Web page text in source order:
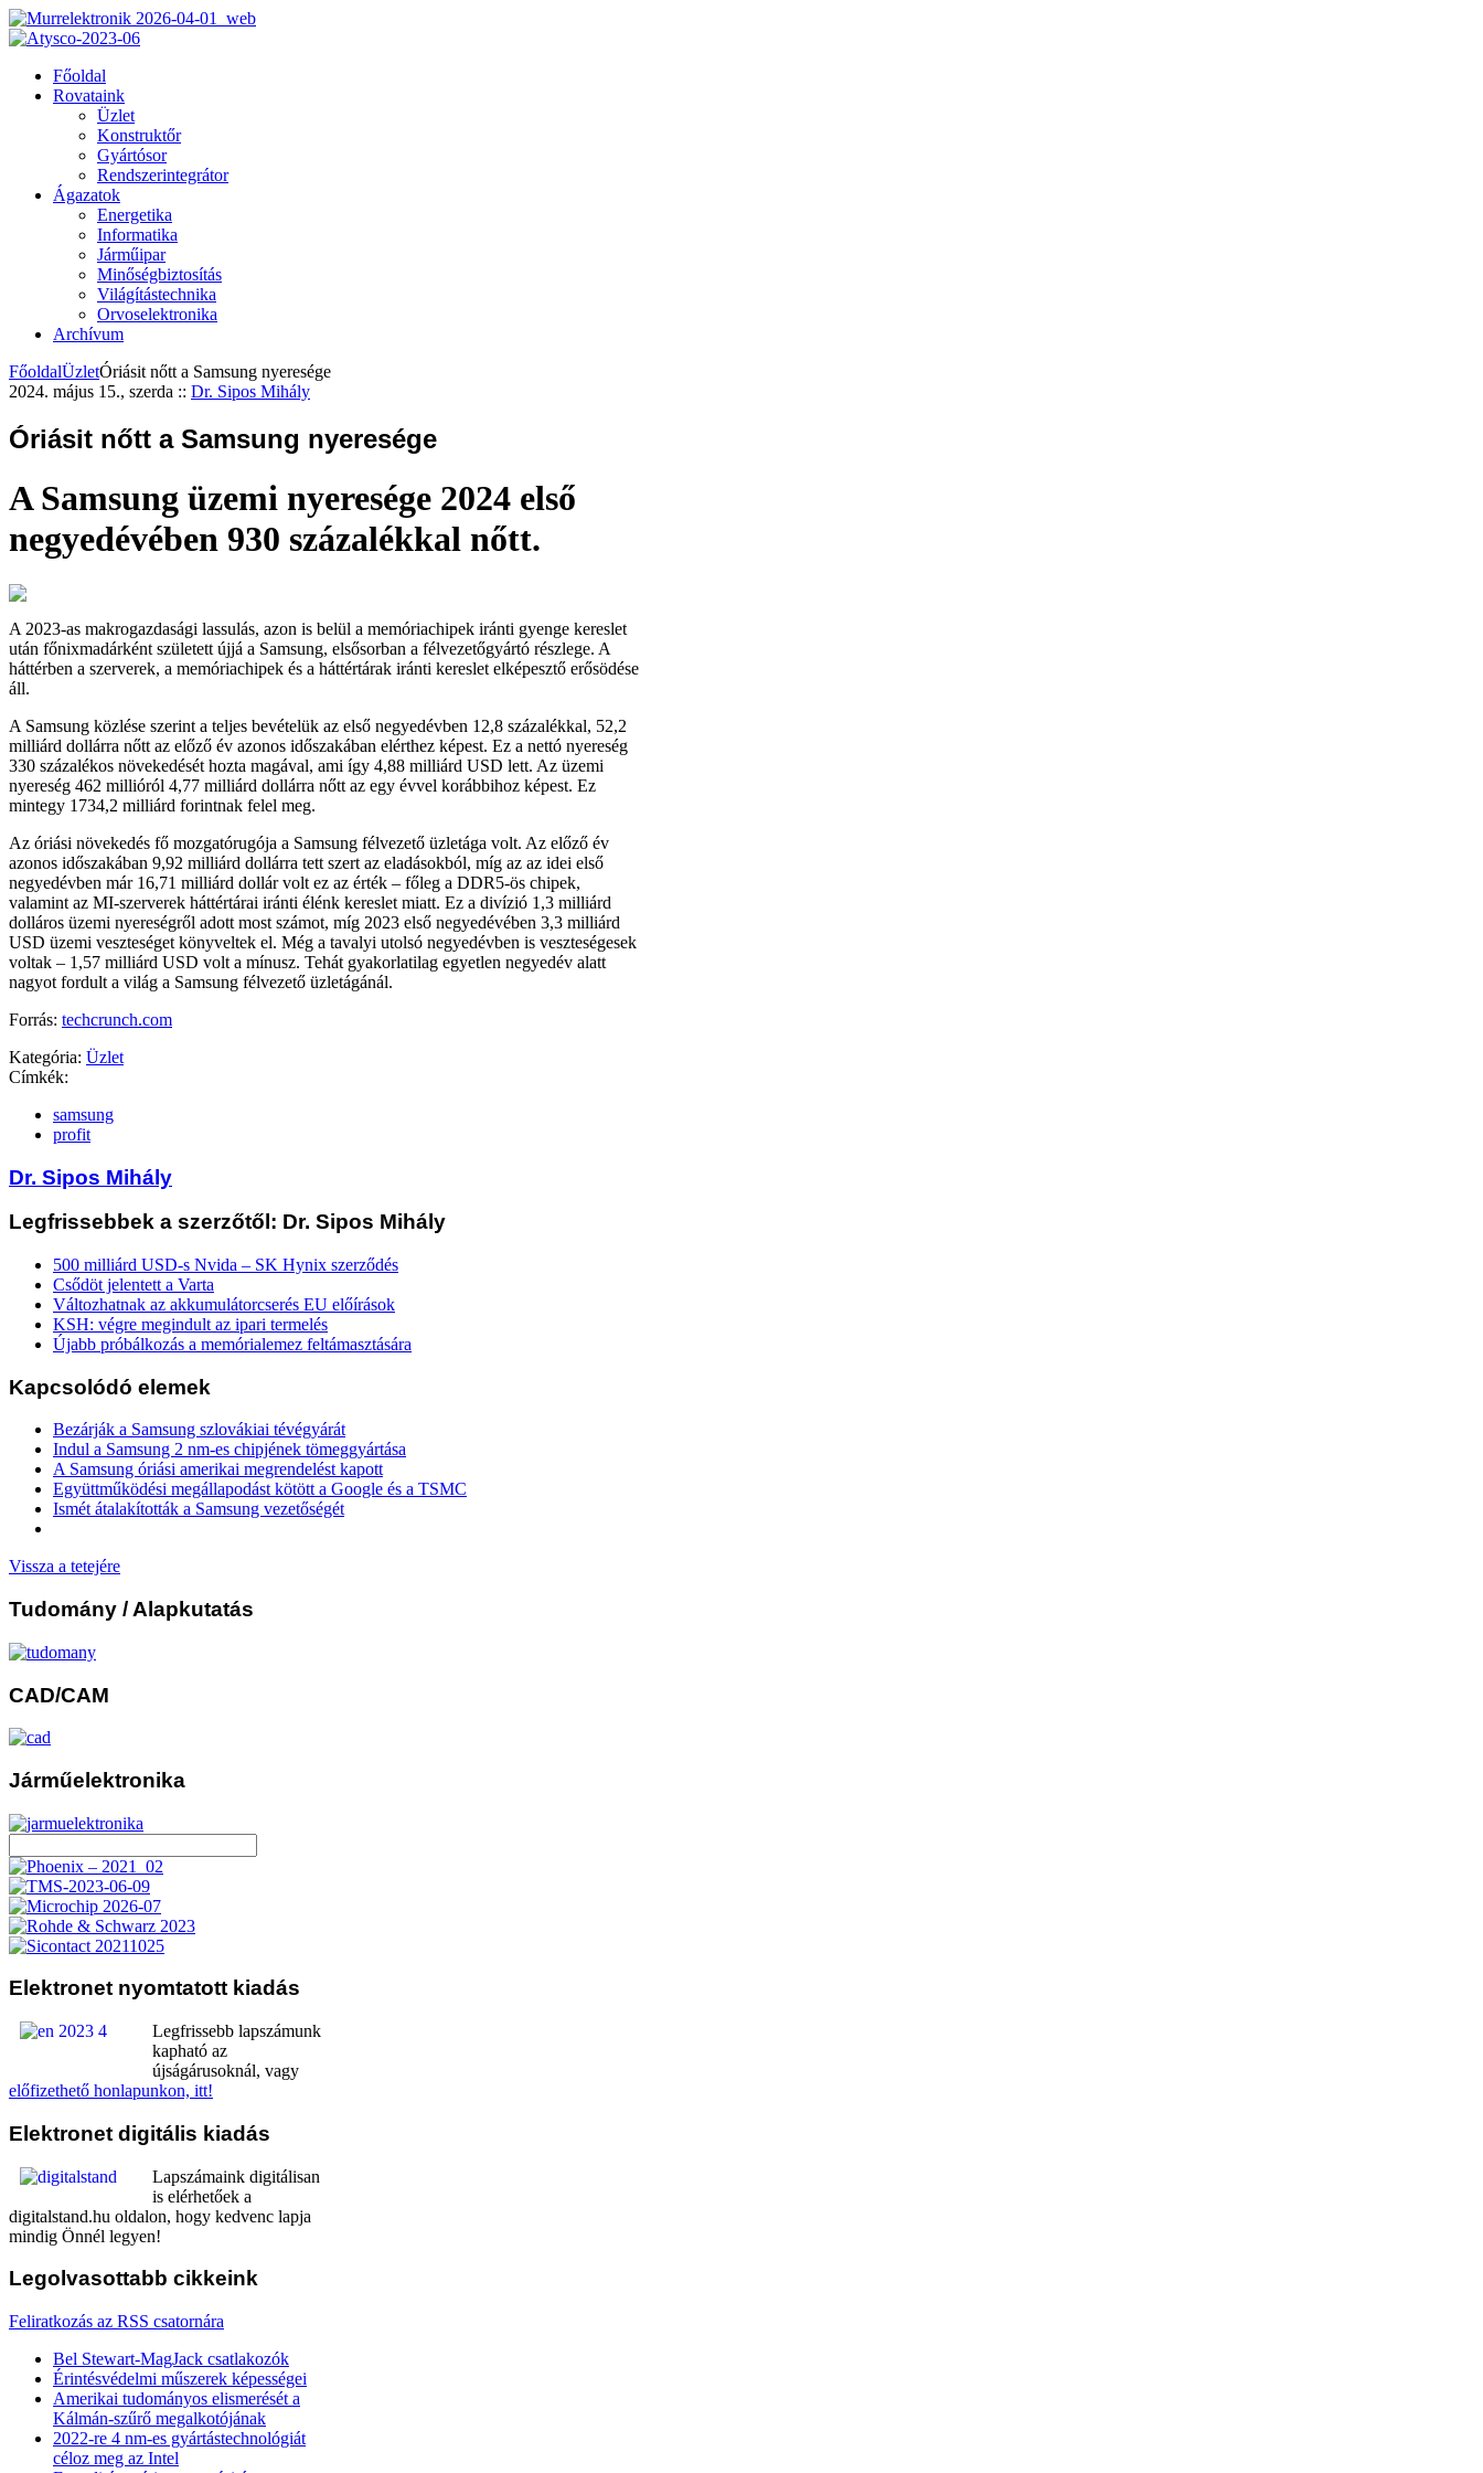
Főoldal
Rovataink
Üzlet
Konstruktőr
Gyártósor
Rendszerintegrátor
Ágazatok
Energetika
Informatika
Járműipar
Minőségbiztosítás
Világítástechnika
Orvoselektronika
Archívum
FőoldalÜzletÓriásit nőtt a Samsung nyeresége
2024. május 15., szerda :: Dr. Sipos Mihály
Óriásit nőtt a Samsung nyeresége
A Samsung üzemi nyeresége 2024 első
negyedévében 930 százalékkal nőtt.
A 2023-as makrogazdasági lassulás, azon is belül a memóriachipek iránti gyenge kereslet
után főnixmadárként született újjá a Samsung, elsősorban a félvezetőgyártó részlege. A
háttérben a szerverek, a memóriachipek és a háttértárak iránti kereslet elképesztő erősödése
áll.
A Samsung közlése szerint a teljes bevételük az első negyedévben 12,8 százalékkal, 52,2
milliárd dollárra nőtt az előző év azonos időszakában elérthez képest. Ez a nettó nyereség
330 százalékos növekedését hozta magával, ami így 4,88 milliárd USD lett. Az üzemi
nyereség 462 millióról 4,77 milliárd dollárra nőtt az egy évvel korábbihoz képest. Ez
mintegy 1734,2 milliárd forintnak felel meg.
Az óriási növekedés fő mozgatórugója a Samsung félvezető üzletága volt. Az előző év
azonos időszakában 9,92 milliárd dollárra tett szert az eladásokból, míg az az idei első
negyedévben már 16,71 milliárd dollár volt ez az érték – főleg a DDR5-ös chipek,
valamint az MI-szerverek háttértárai iránti élénk kereslet miatt. Ez a divízió 1,3 milliárd
dolláros üzemi nyereségről adott most számot, míg 2023 első negyedévében 3,3 milliárd
USD üzemi veszteséget könyveltek el. Még a tavalyi utolsó negyedévben is veszteségesek
voltak – 1,57 milliárd USD volt a mínusz. Tehát gyakorlatilag egyetlen negyedév alatt
nagyot fordult a világ a Samsung félvezető üzletágánál.
Forrás: techcrunch.com
Kategória: Üzlet
Címkék:
samsung
profit
Dr. Sipos Mihály
Legfrissebbek a szerzőtől: Dr. Sipos Mihály
500 milliárd USD-s Nvida – SK Hynix szerződés
Csődöt jelentett a Varta
Változhatnak az akkumulátorcserés EU előírások
KSH: végre megindult az ipari termelés
Újabb próbálkozás a memórialemez feltámasztására
Kapcsolódó elemek
Bezárják a Samsung szlovákiai tévégyárát
Indul a Samsung 2 nm-es chipjének tömeggyártása
A Samsung óriási amerikai megrendelést kapott
Együttműködési megállapodást kötött a Google és a TSMC
Ismét átalakították a Samsung vezetőségét
Vissza a tetejére
Tudomány / Alapkutatás
CAD/CAM
Járműelektronika
Elektronet nyomtatott kiadás
Legfrissebb lapszámunk
kapható az
újságárusoknál, vagy
előfizethető honlapunkon, itt!
Elektronet digitális kiadás
Lapszámaink digitálisan
is elérhetőek a
digitalstand.hu oldalon, hogy kedvenc lapja
mindig Önnél legyen!
Legolvasottabb cikkeink
Feliratkozás az RSS csatornára
Bel Stewart-MagJack csatlakozók
Érintésvédelmi műszerek képességei
Amerikai tudományos elismerését a
Kálmán-szűrő megalkotójának
2022-re 4 nm-es gyártástechnológiát
céloz meg az Intel